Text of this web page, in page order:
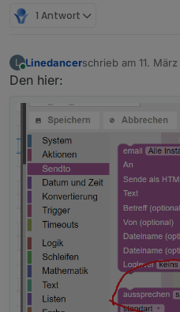
1 Antwort
L
Online
Linedancerschrieb am 11.
zuletzt editiert von
Den hier: